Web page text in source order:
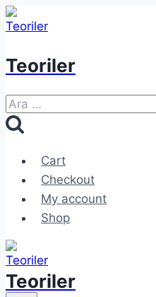
Skip
to
Teoriler
Arama:
Cart
Checkout
My account
Shop
Teoriler